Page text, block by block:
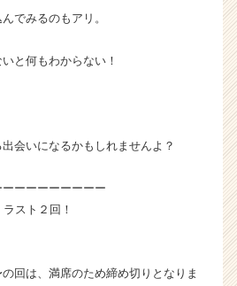
でみるのもアリ。
と何もわからない！
会いになるかもしれませんよ？
ーーーーーーーー
スト２回！
回は、満席のため締め切りとなりま